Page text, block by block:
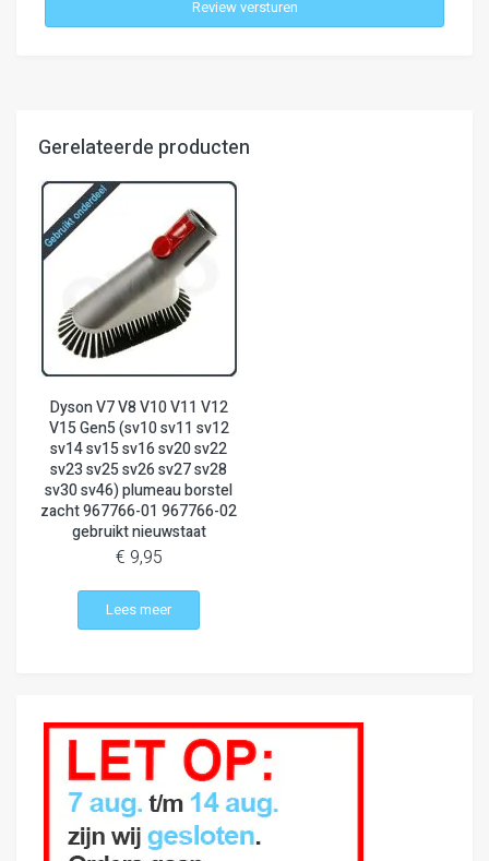
Gen5
sv15
sv16
sv20
sv22
sv23
sv25
sv26
sv27
sv28
sv30
sv46)
Review versturen
Gerelateerde producten
Dyson V7 V8 V10 V11 V12
V15 Gen5 (sv10 sv11 sv12
sv14 sv15 sv16 sv20 sv22
sv23 sv25 sv26 sv27 sv28
sv30 sv46) plumeau borstel
zacht 967766-01 967766-02
gebruikt nieuwstaat
€ 9,95
Lees meer